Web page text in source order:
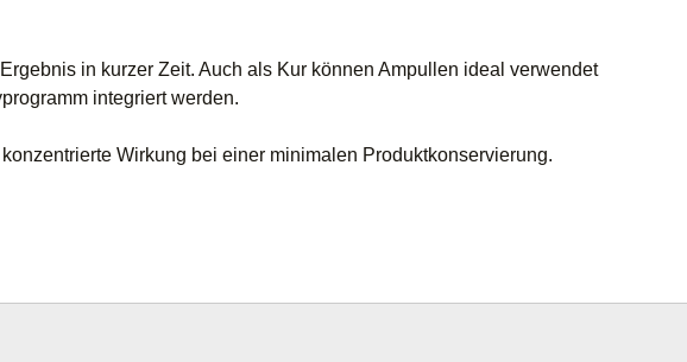
in kurzer Zeit. Auch als Kur können Ampullen ideal verwendet
integriert werden.
Wirkung bei einer minimalen Produktkonservierung.